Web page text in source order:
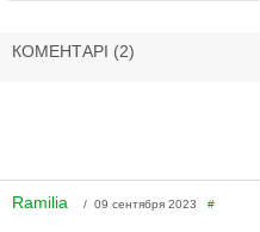
КОМЕНТАРІ (2)
Ramilia / 09 сентября 2023 #